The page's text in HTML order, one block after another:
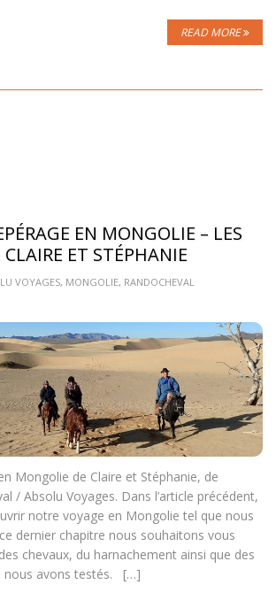
READ MORE
EN MONGOLIE – LES
CLAIRE ET STÉPHANIE
VOYAGES, MONGOLIE, RANDOCHEVAL
Mongolie de Claire et Stéphanie, de
/ Absolu Voyages. Dans l’article précédent,
notre voyage en Mongolie tel que nous
dernier chapitre nous souhaitons vous
chevaux, du harnachement ainsi que des
nous avons testés. […]